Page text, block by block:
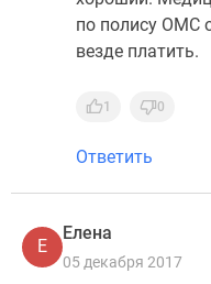
по полису ОМС
везде платить.
1 0
Ответить
Е
Елена
05 декабря 2017